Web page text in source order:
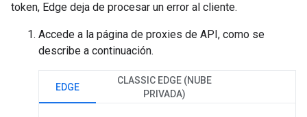
token, Edge deja de procesar un error al cliente.
Accede a la página de proxies de API, como se
describe a continuación.
EDGE
CLASSIC EDGE (NUBE
PRIVADA)